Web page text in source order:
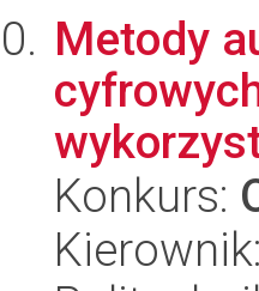
Metody
Konkurs: